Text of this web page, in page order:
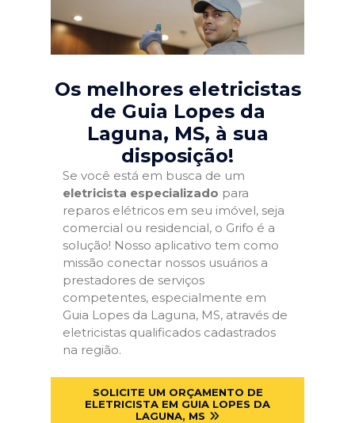
Os melhores eletricistas
de Guia Lopes da
Laguna, MS, à sua
disposição!
Se você está em busca de um
eletricista especializado para
reparos elétricos em seu imóvel, seja
comercial ou residencial, o Grifo é a
solução! Nosso aplicativo tem como
missão conectar nossos usuários a
prestadores de serviços
competentes, especialmente em
Guia Lopes da Laguna, MS, através de
eletricistas qualificados cadastrados
na região.
SOLICITE UM ORÇAMENTO DE
ELETRICISTA EM GUIA LOPES DA
LAGUNA, MS